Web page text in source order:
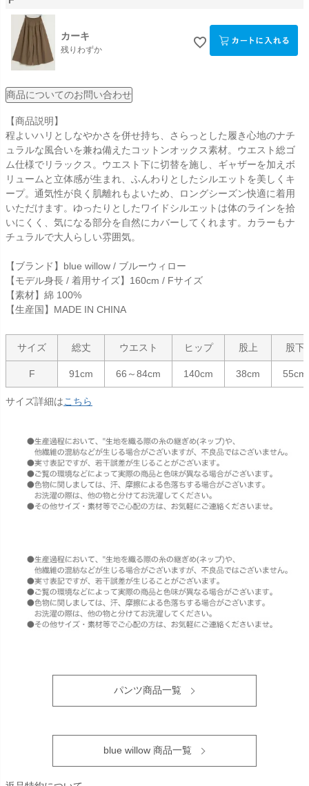
カーキ
残りわずか
商品についてのお問い合わせ
【商品説明】
程よいハリとしなやかさを併せ持ち、さらっとした履き心地のナチ
ュラルな風合いを兼ね備えたコットンオックス素材。ウエスト総ゴ
ム仕様でリラックス。ウエスト下に切替を施し、ギャザーを加えボ
リュームと立体感が生まれ、ふんわりとしたシルエットを美しくキ
ープ。通気性が良く肌離れもよいため、ロングシーズン快適に着用
いただけます。ゆったりとしたワイドシルエットは体のラインを拾
いにくく、気になる部分を自然にカバーしてくれます。カラーもナ
チュラルで大人らしい雰囲気。
【ブランド】blue willow / ブルーウィロー
【モデル身長 / 着用サイズ】160cm / Fサイズ
【素材】綿 100%
【生産国】MADE IN CHINA
サイズ 総丈 ウエスト ヒップ 股上 股下
F 91cm 66～84cm 140cm 38cm 55cm
サイズ詳細はこちら
パンツ商品一覧
blue willow 商品一覧